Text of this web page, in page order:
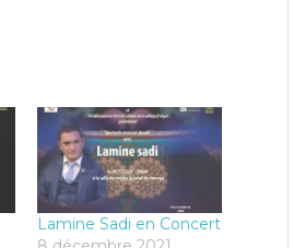
Lamine Sadi en Concert